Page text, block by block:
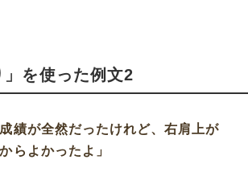
」を使った例文2
績が全然だったけれど、右肩上が
らよかったよ」